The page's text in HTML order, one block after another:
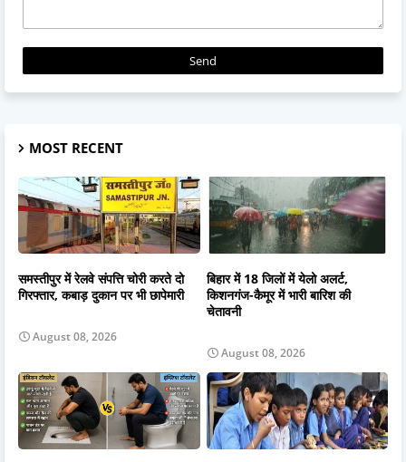
MOST RECENT
समस्तीपुर में रेलवे संपत्ति चोरी करते दो
गिरफ्तार, कबाड़ दुकान पर भी छापेमारी
August 08, 2026
बिहार में 18 जिलों में येलो अलर्ट,
किशनगंज-कैमूर में भारी बारिश की
चेतावनी
August 08, 2026